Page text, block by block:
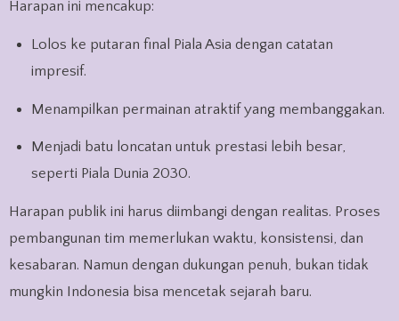
Harapan ini mencakup:
Lolos ke putaran final Piala Asia dengan catatan
impresif.
Menampilkan permainan atraktif yang membanggakan.
Menjadi batu loncatan untuk prestasi lebih besar,
seperti Piala Dunia 2030.
Harapan publik ini harus diimbangi dengan realitas. Proses
pembangunan tim memerlukan waktu, konsistensi, dan
kesabaran. Namun dengan dukungan penuh, bukan tidak
mungkin Indonesia bisa mencetak sejarah baru.